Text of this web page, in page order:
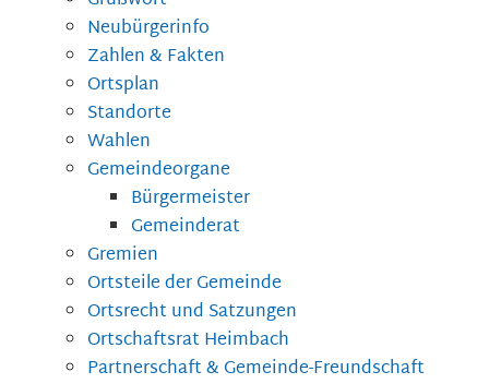
Neubürgerinfo
Zahlen & Fakten
Ortsplan
Standorte
Wahlen
Gemeindeorgane
Bürgermeister
Gemeinderat
Gremien
Ortsteile der Gemeinde
Ortsrecht und Satzungen
Ortschaftsrat Heimbach
Partnerschaft & Gemeinde-Freundschaft